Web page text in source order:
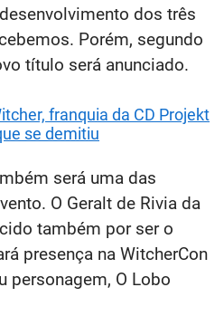
dos três
Porém, segundo
título será anunciado.
franquia da CD Projekt
se demitiu
será uma das
O Geralt de Rivia da
também por ser o
presença na WitcherCon
personagem, O Lobo